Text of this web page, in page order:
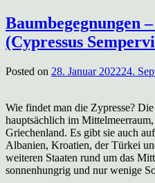
Baumbegegnungen
(Cypressus
Posted on 28. Januar 202224.
Wie findet man die Zypresse?
hauptsächlich im
Griechenland. Es gibt sie auch
Albanien, Kroatien, der Türkei
weiteren Staaten rund um das
sonnenhungrig und nur wenige